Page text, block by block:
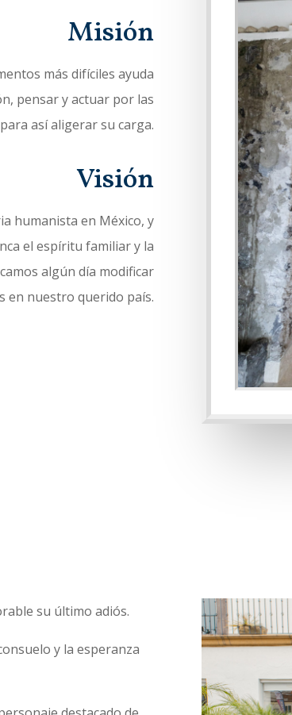
Misión
más difíciles ayuda
pensar y actuar por las
así aligerar su carga.
Visión
humanista en México, y
el espíritu familiar y la
algún día modificar
en nuestro querido país.
su último adiós.
y la esperanza